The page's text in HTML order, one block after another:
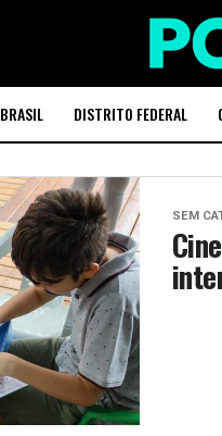
BRASIL DISTRITO FEDERAL
SEM